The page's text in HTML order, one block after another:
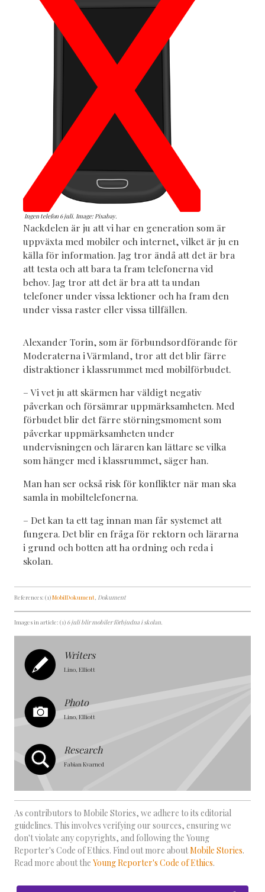
Ingen telefon 6 juli. Image: Pixabay.
Nackdelen är ju att vi har en generation som är
uppväxta med mobiler och internet, vilket är ju en
källa för information. Jag tror ändå att det är bra
att testa och att bara ta fram telefonerna vid
behov. Jag tror att det är bra att ta undan
telefoner under vissa lektioner och ha fram den
under vissa raster eller vissa tillfällen.
Alexander Torin, som är förbundsordförande för
Moderaterna i Värmland, tror att det blir färre
distraktioner i klassrummet med mobilförbudet.
– Vi vet ju att skärmen har väldigt negativ
påverkan och försämrar uppmärksamheten. Med
förbudet blir det färre störningsmoment som
påverkar uppmärksamheten under
undervisningen och läraren kan lättare se vilka
som hänger med i klassrummet, säger han.
Man han ser också risk för konflikter när man ska
samla in mobiltelefonerna.
– Det kan ta ett tag innan man får systemet att
fungera. Det blir en fråga för rektorn och lärarna
i grund och botten att ha ordning och reda i
skolan.
References: (1)MobilDokument, Dokument
Images in article: (1) 6 juli blir mobiler förbjudna i skolan.
Writers
Lino, Elliott
Photo
Lino, Elliott
Research
Fabian Kvarned
As contributors to Mobile Stories, we adhere to its editorial
guidelines. This involves verifying our sources, ensuring we
don't violate any copyrights, and following the Young
Reporter's Code of Ethics. Find out more aboutMobile Stories.
Read more about the Young Reporter's Code of Ethics.